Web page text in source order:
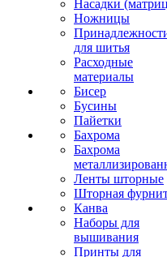
Насадки
Ножницы
для шитья
Расходные
материалы
Бисер
Бусины
Пайетки
Бахрома
Бахрома
Ленты шторные
Шторная
Канва
Наборы для
вышивания
Принты для